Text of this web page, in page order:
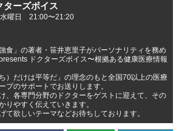
ターズボイス
曜日 21:00〜21:20
食」の著者・笹井恵里子がパーソナリティを務め
ドクターズボイス〜根拠ある健康医療情報
）だけは平等だ」の理念のもと全国70以上の医療
プのサポートでお送りします。
、各専門分野のドクターをゲストに迎えて、その
りやすく伝えていきます。
て欲しいテーマなどお待ちしております。